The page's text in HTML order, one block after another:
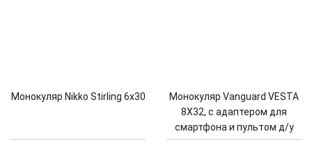
Монокуляр Nikko Stirling 6х30
Монокуляр Vanguard VESTA
8X32, с адаптером для
смартфона и пультом д/у